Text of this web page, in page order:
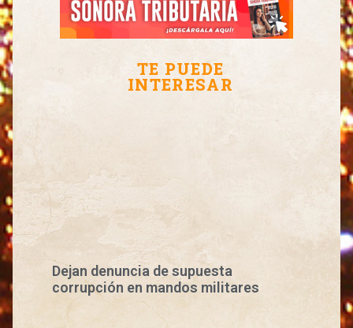
TE PUEDE
INTERESAR
Dejan denuncia de supuesta
corrupción en mandos militares